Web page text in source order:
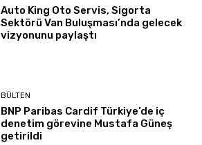
Auto King Oto Servis, Sigorta
Sektörü Van Buluşması’nda gelecek
vizyonunu paylaştı
BÜLTEN
BNP Paribas Cardif Türkiye’de iç
denetim görevine Mustafa Güneş
getirildi